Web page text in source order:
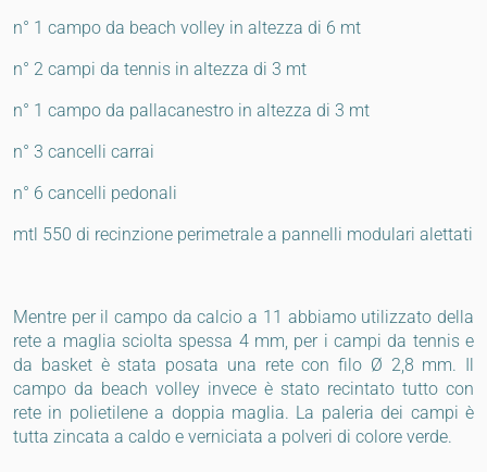
n° 1 campo da beach volley in altezza di 6 mt
n° 2 campi da tennis in altezza di 3 mt
n° 1 campo da pallacanestro in altezza di 3 mt
n° 3 cancelli carrai
n° 6 cancelli pedonali
mtl 550 di recinzione perimetrale a pannelli modulari alettati
Mentre per il campo da calcio a 11 abbiamo utilizzato della
rete a maglia sciolta spessa 4 mm, per i campi da tennis e
da basket è stata posata una rete con filo Ø 2,8 mm. Il
campo da beach volley invece è stato recintato tutto con
rete in polietilene a doppia maglia. La paleria dei campi è
tutta zincata a caldo e verniciata a polveri di colore verde.